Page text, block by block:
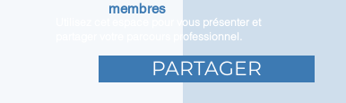
Utilisez cet espace pour vous présenter et
partager votre parcours professionnel.
membres
PARTAGER